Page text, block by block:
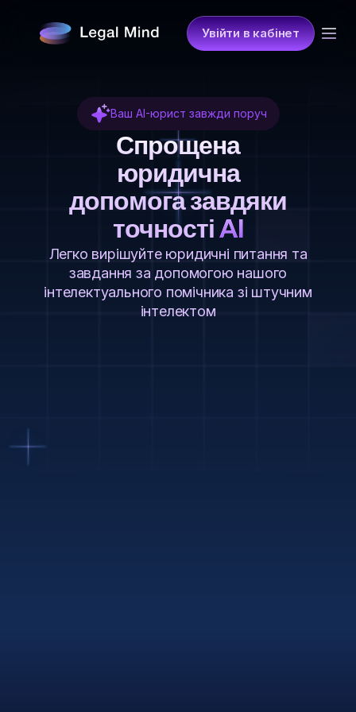
Увійти в кабінет
Ваш AI-юрист завжди поруч
Спрощена
юридична
допомога завдяки
точностіAI
Легко вирішуйте юридичні питання та
завдання за допомогою нашого
інтелектуального помічника зі штучним
інтелектом